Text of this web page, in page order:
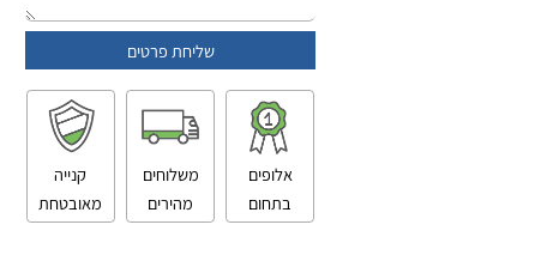
אלופים
משלוחים
קנייה